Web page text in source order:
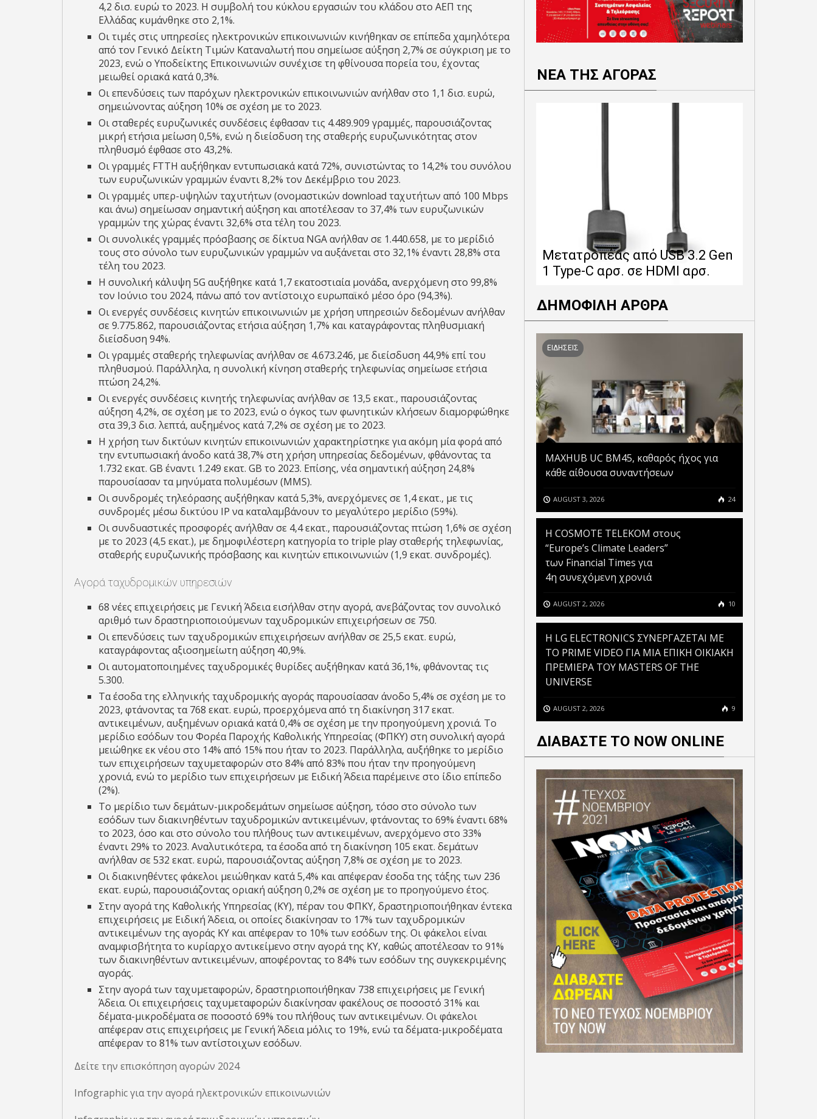
4,2 δισ. ευρώ το 2023. Η συμβολή του κύκλου εργασιών του κλάδου στο ΑΕΠ της
Ελλάδας κυμάνθηκε στο 2,1%.
Οι τιμές στις υπηρεσίες ηλεκτρονικών επικοινωνιών κινήθηκαν σε επίπεδα χαμηλότερα
από τον Γενικό Δείκτη Τιμών Καταναλωτή που σημείωσε αύξηση 2,7% σε σύγκριση με το
2023, ενώ ο Υποδείκτης Επικοινωνιών συνέχισε τη φθίνουσα πορεία του, έχοντας
μειωθεί οριακά κατά 0,3%.
Οι επενδύσεις των παρόχων ηλεκτρονικών επικοινωνιών ανήλθαν στο 1,1 δισ. ευρώ,
σημειώνοντας αύξηση 10% σε σχέση με το 2023.
Οι σταθερές ευρυζωνικές συνδέσεις έφθασαν τις 4.489.909 γραμμές, παρουσιάζοντας
μικρή ετήσια μείωση 0,5%, ενώ η διείσδυση της σταθερής ευρυζωνικότητας στον
πληθυσμό έφθασε στο 43,2%.
Οι γραμμές FTTH αυξήθηκαν εντυπωσιακά κατά 72%, συνιστώντας το 14,2% του συνόλου
των ευρυζωνικών γραμμών έναντι 8,2% τον Δεκέμβριο του 2023.
Οι γραμμές υπερ-υψηλών ταχυτήτων (ονομαστικών download ταχυτήτων από 100 Mbps
και άνω) σημείωσαν σημαντική αύξηση και αποτέλεσαν το 37,4% των ευρυζωνικών
γραμμών της χώρας έναντι 32,6% στα τέλη του 2023.
Οι συνολικές γραμμές πρόσβασης σε δίκτυα NGA ανήλθαν σε 1.440.658, με το μερίδιό
τους στο σύνολο των ευρυζωνικών γραμμών να αυξάνεται στο 32,1% έναντι 28,8% στα
τέλη του 2023.
Η συνολική κάλυψη 5G αυξήθηκε κατά 1,7 εκατοστιαία μονάδα,ανερχόμενη στο 99,8%
τον Ιούνιο του 2024, πάνω από τον αντίστοιχο ευρωπαϊκό μέσο όρο (94,3%).
Οι ενεργές συνδέσεις κινητών επικοινωνιών με χρήση υπηρεσιών δεδομένων ανήλθαν
σε 9.775.862, παρουσιάζοντας ετήσια αύξηση 1,7% και καταγράφοντας πληθυσμιακή
διείσδυση 94%.
Οι γραμμές σταθερής τηλεφωνίας ανήλθαν σε 4.673.246, με διείσδυση 44,9% επί του
πληθυσμού. Παράλληλα, η συνολική κίνηση σταθερής τηλεφωνίας σημείωσε ετήσια
πτώση 24,2%.
Οι ενεργές συνδέσεις κινητής τηλεφωνίας ανήλθαν σε 13,5 εκατ., παρουσιάζοντας
αύξηση 4,2%, σε σχέση με το 2023, ενώ ο όγκος των φωνητικών κλήσεων διαμορφώθηκε
στα 39,3 δισ. λεπτά, αυξημένος κατά 7,2% σε σχέση με το 2023.
Η χρήση των δικτύων κινητών επικοινωνιών χαρακτηρίστηκε για ακόμη μία φορά από
την εντυπωσιακή άνοδο κατά 38,7% στη χρήση υπηρεσίας δεδομένων, φθάνοντας τα
1.732 εκατ. GΒ έναντι 1.249 εκατ. GΒ το 2023. Επίσης, νέα σημαντική αύξηση 24,8%
παρουσίασαν τα μηνύματα πολυμέσων (MMS).
Οι συνδρομές τηλεόρασης αυξήθηκαν κατά 5,3%, ανερχόμενες σε 1,4 εκατ., με τις
συνδρομές μέσω δικτύου ΙP να καταλαμβάνουν το μεγαλύτερο μερίδιο (59%).
Οι συνδυαστικές προσφορές ανήλθαν σε 4,4 εκατ., παρουσιάζοντας πτώση 1,6% σε σχέση
με το 2023 (4,5 εκατ.), με δημοφιλέστερη κατηγορία το triple play σταθερής τηλεφωνίας,
σταθερής ευρυζωνικής πρόσβασης και κινητών επικοινωνιών (1,9 εκατ. συνδρομές).
Αγορά ταχυδρομικών υπηρεσιών
68 νέες επιχειρήσεις με Γενική Άδεια εισήλθαν στην αγορά, ανεβάζοντας τον συνολικό
αριθμό των δραστηριοποιούμενων ταχυδρομικών επιχειρήσεων σε 750.
Οι επενδύσεις των ταχυδρομικών επιχειρήσεων ανήλθαν σε 25,5 εκατ. ευρώ,
καταγράφοντας αξιοσημείωτη αύξηση 40,9%.
Οι αυτοματοποιημένες ταχυδρομικές θυρίδες αυξήθηκαν κατά 36,1%, φθάνοντας τις
5.300.
Τα έσοδα της ελληνικής ταχυδρομικής αγοράς παρουσίασαν άνοδο 5,4% σε σχέση με το
2023, φτάνοντας τα 768 εκατ. ευρώ, προερχόμενα από τη διακίνηση 317 εκατ.
αντικειμένων, αυξημένων οριακά κατά 0,4% σε σχέση με την προηγούμενη χρονιά. Το
μερίδιο εσόδων του Φορέα Παροχής Καθολικής Υπηρεσίας (ΦΠΚΥ) στη συνολική αγορά
μειώθηκε εκ νέου στο 14% από 15% που ήταν το 2023. Παράλληλα, αυξήθηκε το μερίδιο
των επιχειρήσεων ταχυμεταφορών στο 84% από 83% που ήταν την προηγούμενη
χρονιά, ενώ το μερίδιο των επιχειρήσεων με Ειδική Άδεια παρέμεινε στο ίδιο επίπεδο
(2%).
Το μερίδιο των δεμάτων-μικροδεμάτων σημείωσε αύξηση, τόσο στο σύνολο των
εσόδων των διακινηθέντων ταχυδρομικών αντικειμένων, φτάνοντας το 69% έναντι 68%
το 2023, όσο και στο σύνολο του πλήθους των αντικειμένων, ανερχόμενο στο 33%
έναντι 29% το 2023. Αναλυτικότερα, τα έσοδα από τη διακίνηση 105 εκατ. δεμάτων
ανήλθαν σε 532 εκατ. ευρώ, παρουσιάζοντας αύξηση 7,8% σε σχέση με το 2023.
Οι διακινηθέντες φάκελοι μειώθηκαν κατά 5,4% και απέφεραν έσοδα της τάξης των 236
εκατ. ευρώ, παρουσιάζοντας οριακή αύξηση 0,2% σε σχέση με το προηγούμενο έτος.
Στην αγορά της Καθολικής Υπηρεσίας (ΚΥ), πέραν του ΦΠΚΥ, δραστηριοποιήθηκαν έντεκα
επιχειρήσεις με Ειδική Άδεια, οι οποίες διακίνησαν το 17% των ταχυδρομικών
αντικειμένων της αγοράς ΚΥ και απέφεραν το 10% των εσόδων της. Οι φάκελοι είναι
αναμφισβήτητα το κυρίαρχο αντικείμενο στην αγορά της ΚΥ, καθώς αποτέλεσαν το 91%
των διακινηθέντων αντικειμένων, αποφέροντας το 84% των εσόδων της συγκεκριμένης
αγοράς.
Στην αγορά των ταχυμεταφορών, δραστηριοποιήθηκαν 738 επιχειρήσεις με Γενική
Άδεια. Οι επιχειρήσεις ταχυμεταφορών διακίνησαν φακέλους σε ποσοστό 31% και
δέματα-μικροδέματα σε ποσοστό 69% του πλήθους των αντικειμένων. Οι φάκελοι
απέφεραν στις επιχειρήσεις με Γενική Άδεια μόλις το 19%, ενώ τα δέματα-μικροδέματα
απέφεραν το 81% των αντίστοιχων εσόδων.
Δείτε την επισκόπηση αγορών 2024
Infographic για την αγορά ηλεκτρονικών επικοινωνιών
ΝΕΑ ΤΗΣ ΑΓΟΡΑΣ
Μετατροπέας από USB 3.2 Gen
1 Type-C αρσ. σε HDMI αρσ.
ΔΗΜΟΦΙΛΗ ΑΡΘΡΑ
ΕΙΔΗΣΕΙΣ
MAXHUB UC BM45, καθαρός ήχος για
κάθε αίθουσα συναντήσεων
AUGUST 3, 2026 24
Η COSMOTE TELEKOM στους
“Europe’s Climate Leaders”
των Financial Times για
4η συνεχόμενη χρονιά
AUGUST 2, 2026 10
H LG ELECTRONICS ΣΥΝΕΡΓΑΖΕΤΑΙ ΜΕ
ΤΟ PRIME VIDEO ΓΙΑ ΜΙΑ ΕΠΙΚΗ ΟΙΚΙΑΚΗ
ΠΡΕΜΙΕΡΑ ΤΟΥ MASTERS OF THE
UNIVERSE
AUGUST 2, 2026 9
ΔΙΑΒΑΣΤΕ ΤΟ NOW ONLINE